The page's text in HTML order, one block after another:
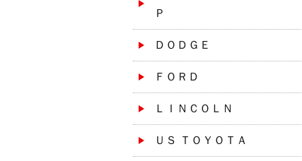
Ｐ
ＤＯＤＧＥ
ＦＯＲＤ
ＬＩＮＣＯＬＮ
ＵＳ ＴＯＹＯＴＡ